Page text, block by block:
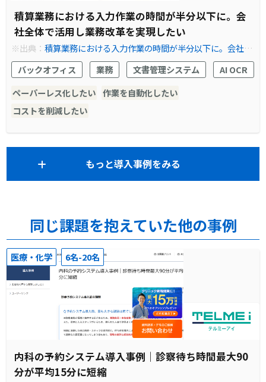
積算業務における入力作業の時間が半分以下に。会
社全体で活用し業務改革を実現したい
※出典：積算業務における入力作業の時間が半分以下に。会社全
体で活用し業務改革を実現したい
バックオフィス 業務 文書管理システム
AI OCR
ペーパーレス化したい 作業を自動化したい
コストを削減したい
もっと導入事例をみる
同じ課題を抱えていた他の事例
医療・化学 6名-20名
内科の予約システム導入事例｜診察待ち時間最大90
分が平均15分に短縮